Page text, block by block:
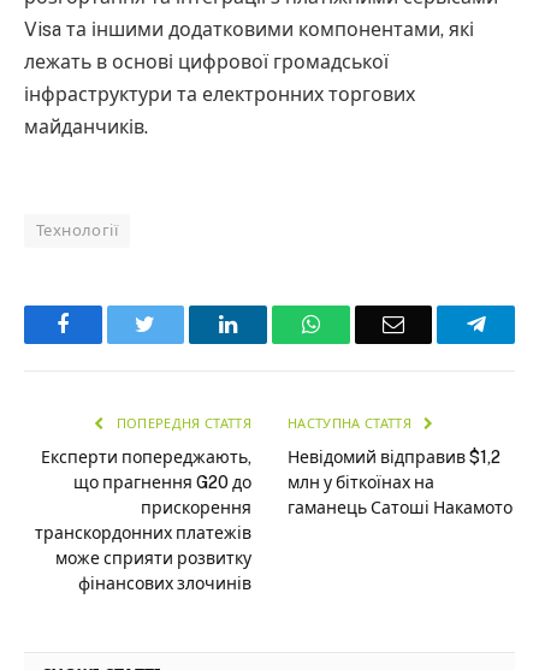
Visa та іншими додатковими компонентами, які
лежать в основі цифрової громадської
інфраструктури та електронних торгових
майданчиків.
Технології
Facebook LinkedInWhatsAppEmail
ПОПЕРЕДНЯ СТАТТЯ
Експерти попереджають,
що прагнення G20 до
прискорення
транскордонних платежів
може сприяти розвитку
фінансових злочинів
НАСТУПНА СТАТТЯ
Невідомий відправив $1,2
млн у біткоїнах на
гаманець Сатоші Накамото